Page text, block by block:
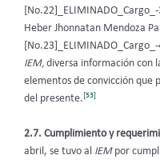
Heber Jhonnatan Mendoza
IEM, diversa información con
elementos de convicción que
del presente.[53]
2.7. Cumplimiento y
abril, se tuvo al IEM por